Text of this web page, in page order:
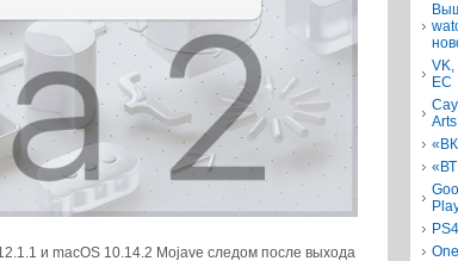
и macOS 10.14.2 Mojave следом после выхода
VK,
ЕС
Arts